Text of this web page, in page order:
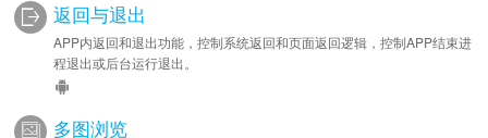
返回与退出
APP内返回和退出功能，控制系统返回和页面返回逻辑，控制APP结束进
程退出或后台运行退出。
多图浏览